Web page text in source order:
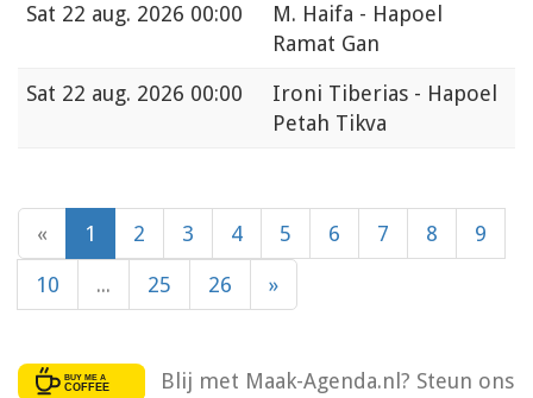
Sat 22 aug. 2026 00:00
M. Haifa - Hapoel
Ramat Gan
Sat 22 aug. 2026 00:00
Ironi Tiberias - Hapoel
Petah Tikva
« 1 2 3 4 5 6 7 8 9
10 ... 25 26 »
Blij met Maak-Agenda.nl? Steun ons